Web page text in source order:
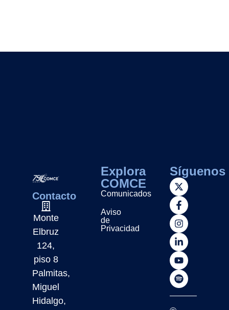
Contacto
Monte
Elbruz
124,
piso 8
Palmitas,
Miguel
Hidalgo,
Explora
COMCE
Comunicados
Aviso
de
Privacidad
Síguenos